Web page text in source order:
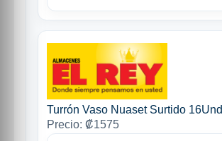
Turrón Vaso Nuaset Surtido 16Und
Precio: ₡1575